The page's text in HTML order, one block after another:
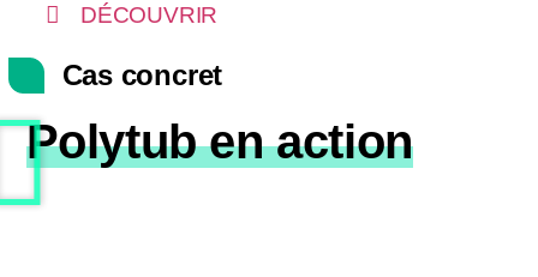
DÉCOUVRIR
Cas concret
Polytub en action